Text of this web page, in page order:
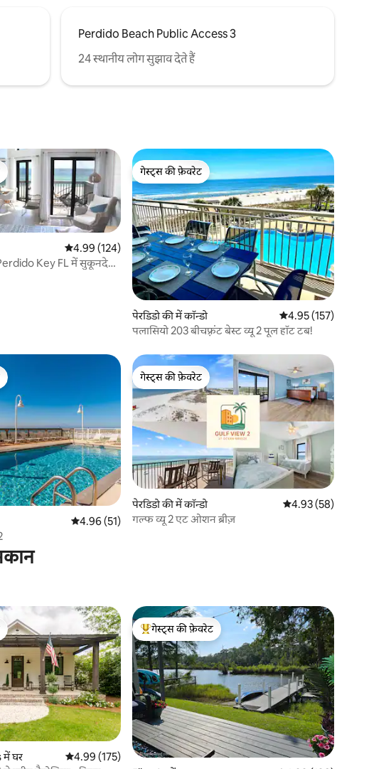
Perdido Beach Public Access 3
24 स्थानीय लोग सुझाव देते हैं
औसत रेटिंग 5 में से 4.99, 124 समीक्षाएँ
4.99 (124)
Key FL में सुकूनदेह
गेस्ट्स की फ़ेवरेट
गेस्ट्स की फ़ेवरेट
पेरडिडो की में कॉन्डो औसत रेटिंग 5 में से 4.95,
4.95 (157)
पलासियो 203 बीचफ़्रंट बेस्ट व्यू 2 पूल हॉट टब!
औसत रेटिंग 5 में से 4.96, 51 समीक्षाएँ
4.96 (51)
गेस्ट्स की फ़ेवरेट
गेस्ट्स की फ़ेवरेट
पेरडिडो की में कॉन्डो औसत रेटिंग 5 में से 4.93,
4.93 (58)
गल्फ व्यू 2 एट ओशन ब्रीज़
में घर औसत रेटिंग 5 में से 4.99, 175 समीक्षाएँ
4.99 (175)
गेस्ट्स का टॉप फ़ेवरेट
गेस्ट्स की फ़ेवरेट